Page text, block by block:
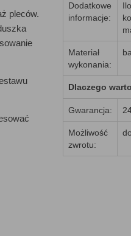
pleców.
Dodatkowe
informacje:
Materiał
wykonania:
Dlaczego
Gwarancja:
Możliwość
zwrotu: